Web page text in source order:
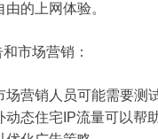
的上网体验。
市场营销：
营销人员可能需要测
动态住宅IP流量可以帮